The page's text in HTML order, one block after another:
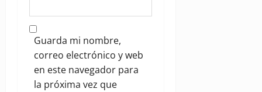
Guarda mi nombre,
correo electrónico y web
en este navegador para
la próxima vez que